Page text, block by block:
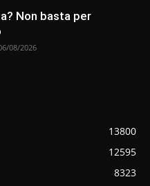
Non basta per
08/2026
13800
12595
8323